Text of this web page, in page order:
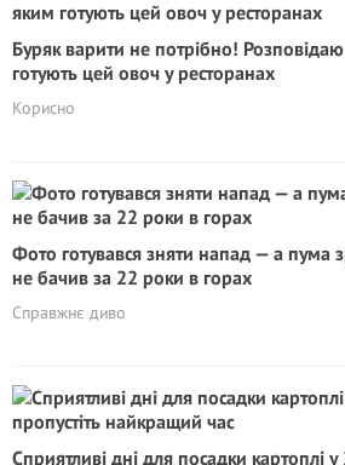
Буряк варити не потрібно!
готують цей овоч у ресторанах
Корисно
Фото готувався зняти напад — а пума
не бачив за 22 роки в горах
Справжнє диво
Сприятливі дні для посадки картоплі